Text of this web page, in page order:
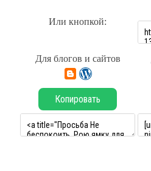
Или кнопкой:
Для блогов и сайтов
Копировать